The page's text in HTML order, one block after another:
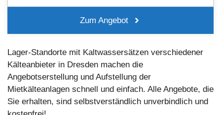
Zum Angebot
Lager-Standorte mit Kaltwassersätzen verschiedener
Kälteanbieter in Dresden machen die
Angebotserstellung und Aufstellung der
Mietkälteanlagen schnell und einfach. Alle Angebote, die
Sie erhalten, sind selbstverständlich unverbindlich und